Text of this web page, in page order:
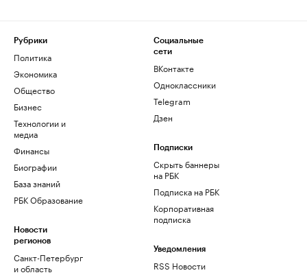
Рубрики
Политика
Экономика
Общество
Бизнес
Технологии и
медиа
Финансы
Биографии
База знаний
РБК Образование
Новости
регионов
Санкт-Петербург
и область
Социальные
сети
ВКонтакте
Одноклассники
Telegram
Дзен
Подписки
Скрыть баннеры
на РБК
Подписка на РБК
Корпоративная
подписка
Уведомления
RSS Новости